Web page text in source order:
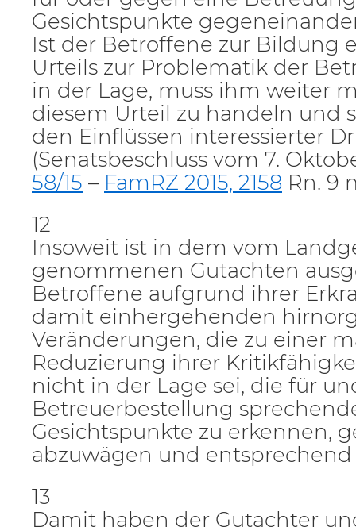
Gesichtspunkte
Ist der Betroffene zur Bildung
Urteils zur Problematik der
in der Lage, muss ihm weiter
diesem Urteil zu handeln und
den Einflüssen interessierter
(Senatsbeschluss vom 7.
58/15 – FamRZ 2015, 2158 Rn. 9
12
Insoweit ist in dem vom
genommenen Gutachten
Betroffene aufgrund ihrer
damit einhergehenden
Veränderungen, die zu einer
Reduzierung ihrer
nicht in der Lage sei, die für
Betreuerbestellung
Gesichtspunkte zu erkennen,
abzuwägen und
13
Damit haben der Gutachter